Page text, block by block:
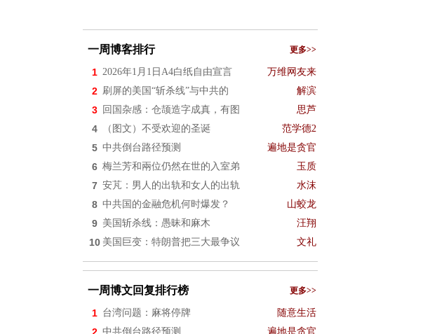
一周博客排行 更多>>
1 2026年1月1日A4白纸自由宣言 万维网友来
2 刷屏的美国“斩杀线”与中共的 解滨
3 回国杂感：仓颉造字成真，有图 思芦
4 （图文）不受欢迎的圣诞 范学德2
5 中共倒台路径预测 遍地是贪官
6 梅兰芳和兩位仍然在世的入室弟 玉质
7 安芃：男人的出轨和女人的出轨 水沫
8 中共国的金融危机何时爆发？ 山蛟龙
9 美国斩杀线：愚昧和麻木 汪翔
10 美国巨变：特朗普把三大最争议 文礼
一周博文回复排行榜 更多>>
1 台湾问题：麻将停牌 随意生活
中共倒台路径预测 遍地是贪官